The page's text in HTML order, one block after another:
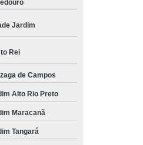
Jardim
Rei
de Campos
Alto Rio Preto
Maracanã
Tangará